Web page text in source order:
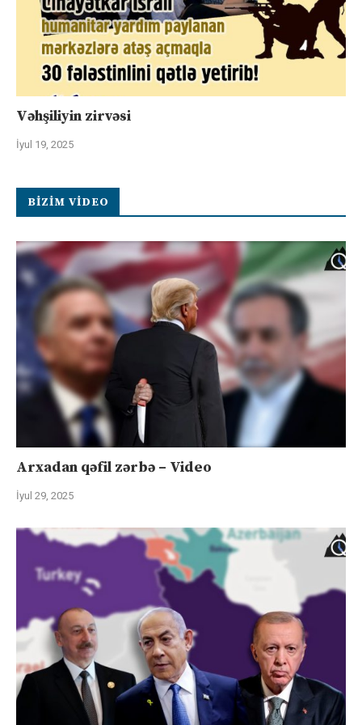
Vəhşiliyin zirvəsi
İyul 19, 2025
BIZIM VIDEO
Arxadan qəfil zərbə – Video
İyul 29, 2025